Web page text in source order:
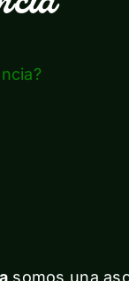
somos una